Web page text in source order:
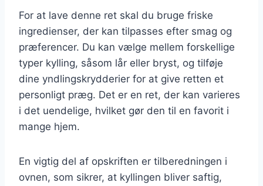
For at lave denne ret skal du bruge friske
ingredienser, der kan tilpasses efter smag og
præferencer. Du kan vælge mellem forskellige
typer kylling, såsom lår eller bryst, og tilføje
dine yndlingskrydderier for at give retten et
personligt præg. Det er en ret, der kan varieres
i det uendelige, hvilket gør den til en favorit i
mange hjem.
En vigtig del af opskriften er tilberedningen i
ovnen, som sikrer, at kyllingen bliver saftig,